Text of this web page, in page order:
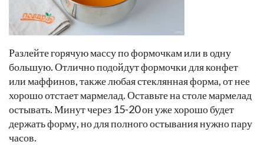
Разлейте горячую массу по формочкам или в одну
большую. Отлично подойдут формочки для конфет
или маффинов, также любая стеклянная форма, от нее
хорошо отстает мармелад. Оставьте на столе мармелад
остывать. Минут через 15-20 он уже хорошо будет
держать форму, но для полного остывания нужно пару
часов.